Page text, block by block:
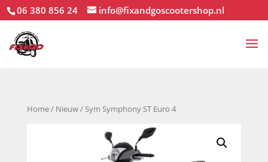
06 380 856 24 info@fixandgoscootershop.nl
Home/ Nieuw/ Sym Symphony ST Euro 4